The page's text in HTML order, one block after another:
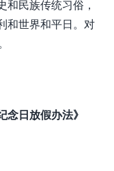
民族传统习俗，
和世界和平日。对
日放假办法》